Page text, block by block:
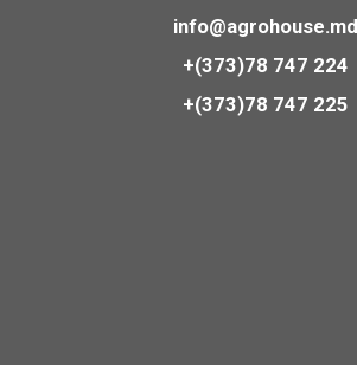
info@agrohouse.md
+(373)78 747 224
+(373)78 747 225